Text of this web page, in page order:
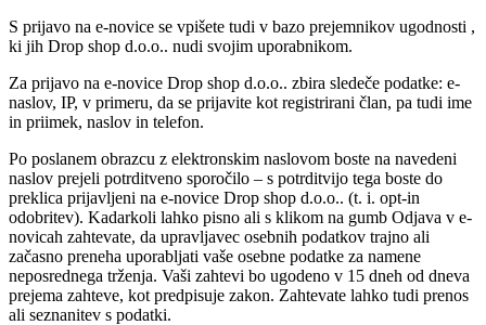
S prijavo na e-novice se vpišete tudi v bazo prejemnikov ugodnosti ,
ki jih Drop shop d.o.o.. nudi svojim uporabnikom.
Za prijavo na e-novice Drop shop d.o.o.. zbira sledeče podatke: e-
naslov, IP, v primeru, da se prijavite kot registrirani član, pa tudi ime
in priimek, naslov in telefon.
Po poslanem obrazcu z elektronskim naslovom boste na navedeni
naslov prejeli potrditveno sporočilo – s potrditvijo tega boste do
preklica prijavljeni na e-novice Drop shop d.o.o.. (t. i. opt-in
odobritev). Kadarkoli lahko pisno ali s klikom na gumb Odjava v e-
novicah zahtevate, da upravljavec osebnih podatkov trajno ali
začasno preneha uporabljati vaše osebne podatke za namene
neposrednega trženja. Vaši zahtevi bo ugodeno v 15 dneh od dneva
prejema zahteve, kot predpisuje zakon. Zahtevate lahko tudi prenos
ali seznanitev s podatki.